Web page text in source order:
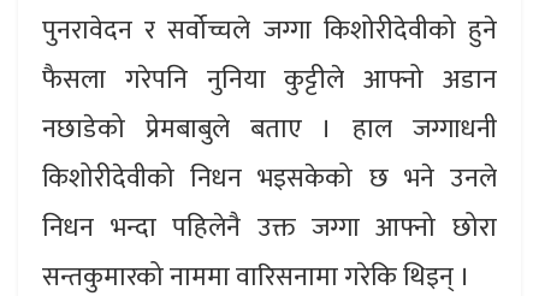
पुनरावेदन र सर्वोच्चले जग्गा किशोरीदेवीको हुने
फैसला गरेपनि नुनिया कुट्टीले आफ्नो अडान
नछाडेको प्रेमबाबुले बताए । हाल जग्गाधनी
किशोरीदेवीको निधन भइसकेको छ भने उनले
निधन भन्दा पहिलेनै उक्त जग्गा आफ्नो छोरा
सन्तकुमारको नाममा वारिसनामा गरेकि थिइन् ।